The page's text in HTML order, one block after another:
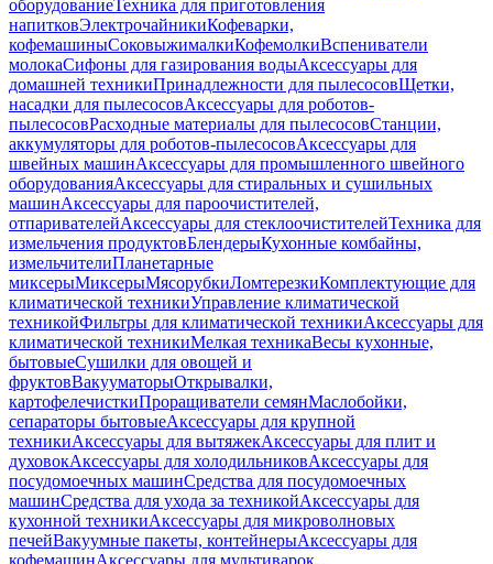
оборудованиеТехника для приготовления
напитковЭлектрочайникиКофеварки,
кофемашиныСоковыжималкиКофемолкиВспениватели
молокаСифоны для газирования водыАксессуары для
домашней техникиПринадлежности для пылесосовЩетки,
насадки для пылесосовАксессуары для роботов-
пылесосовРасходные материалы для пылесосовСтанции,
аккумуляторы для роботов-пылесосовАксессуары для
швейных машинАксессуары для промышленного швейного
оборудованияАксессуары для стиральных и сушильных
машинАксессуары для пароочистителей,
отпаривателейАксессуары для стеклоочистителейТехника для
измельчения продуктовБлендерыКухонные комбайны,
измельчителиПланетарные
миксерыМиксерыМясорубкиЛомтерезкиКомплектующие для
климатической техникиУправление климатической
техникойФильтры для климатической техникиАксессуары для
климатической техникиМелкая техникаВесы кухонные,
бытовыеСушилки для овощей и
фруктовВакууматорыОткрывалки,
картофелечисткиПроращиватели семянМаслобойки,
сепараторы бытовыеАксессуары для крупной
техникиАксессуары для вытяжекАксессуары для плит и
духовокАксессуары для холодильниковАксессуары для
посудомоечных машинСредства для посудомоечных
машинСредства для ухода за техникойАксессуары для
кухонной техникиАксессуары для микроволновых
печейВакуумные пакеты, контейнерыАксессуары для
кофемашинАксессуары для мультиварок,